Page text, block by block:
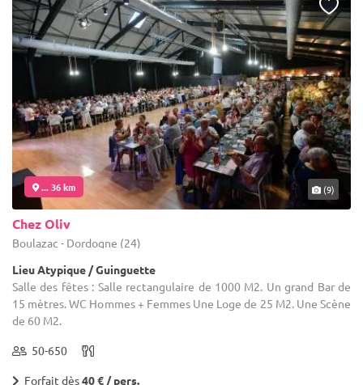
... 36 km (9)
Chez Oliv
Boulazac - Dordogne (24)
Lieu Atypique / Guinguette
Salle des fêtes : Salle rectangulaire de 1000 M2. Un grand Bar de
15 mètres. WC Hommes + Femmes Une Loge de 25 M2. Une Scène
de 60 M2.
50-650
Forfait dès40 € / pers.